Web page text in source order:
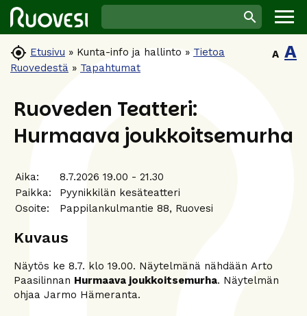
 Etusivu » Kunta-info ja hallinto » Tietoa
Ruovedestä » Tapahtumat
A A
Ruoveden Teatteri:
Hurmaava joukkoitsemurha
Aika:
8.7.2026 19.00 - 21.30
Paikka:
Pyynikkilän kesäteatteri
Osoite:
Pappilankulmantie 88, Ruovesi
Kuvaus
Näytös ke 8.7. klo 19.00. Näytelmänä nähdään Arto
Paasilinnan Hurmaava joukkoitsemurha. Näytelmän
ohjaa Jarmo Hämeranta.